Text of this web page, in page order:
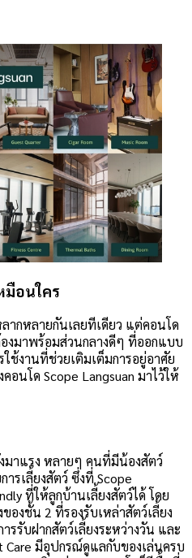
มือนใคร
ากหลายกันเลยทีเดียว แต่คอนโด
งมาพร้อมส่วนกลางดีๆ ที่ออกแบบ
ช้งานที่ช่วยเติมเต็มการอยู่อาศัย
อนโด Scope Langsuan มาไว้ให้
มาแรง หลายๆ คนที่มีน้องสัตว์
รเลี้ยงสัตว์ ซึ่งที่ Scope
ที่ให้ลูกบ้านเลี้ยงสัตว์ได้ โดย
องชั้น 2 ที่รองรับเหล่าสัตว์เลี้ยง
รรับฝากสัตว์เลี้ยงระหว่างวัน และ
มีอุปกรณ์ดูแลกับของเล่นครบ